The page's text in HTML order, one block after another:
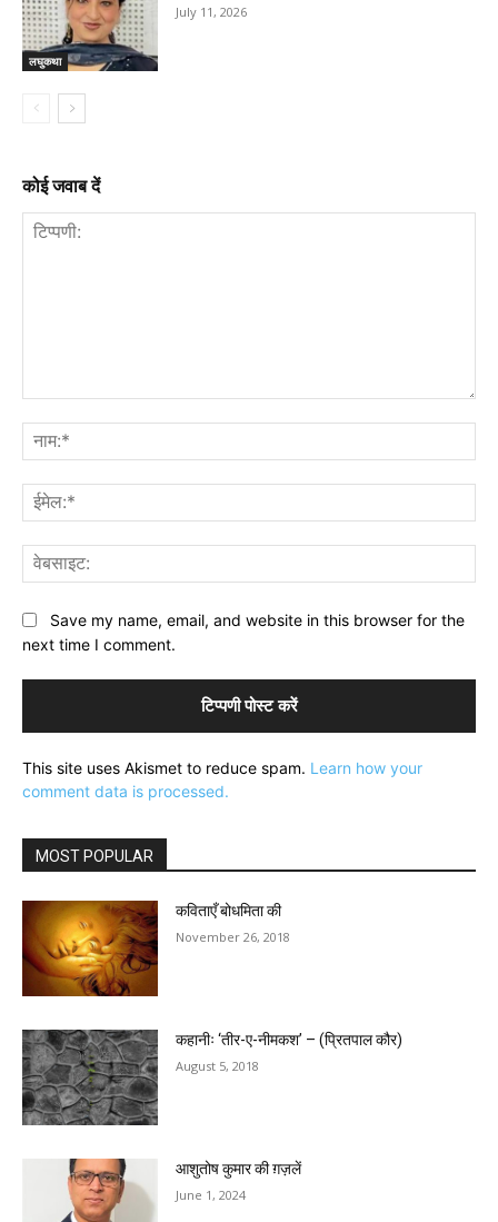
लघुकथा
July 11, 2026
कोई जवाब दें
Save my name, email, and website in this browser for the
next time I comment.
This site uses Akismet to reduce spam. Learn how your
comment data is processed.
MOST POPULAR
कविताएँ बोधमिता की
November 26, 2018
कहानीः ‘तीर-ए-नीमकश’ – (प्रितपाल कौर)
August 5, 2018
आशुतोष कुमार की ग़ज़लें
June 1, 2024